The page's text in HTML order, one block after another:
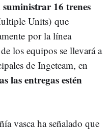
16 trenes
Units) que
por la línea
los equipos se llevará a
de Ingeteam, en
las entregas estén
vasca ha señalado que